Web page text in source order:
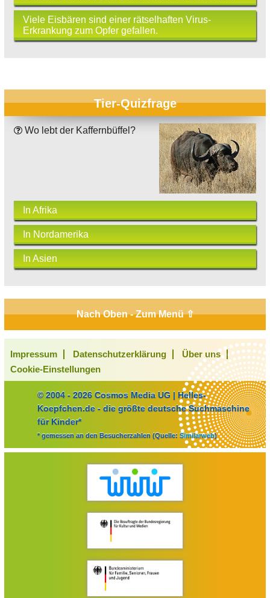
Viele Eisbären sind einer rätselhaften Virus-
Erkrankung zum Opfer gefallen.
Tier-Quizfrage
Wo lebt der Kaffernbüffel?
In Afrika
In Nordamerika
In Asien
Nach Oben - Zum Menü ⇧
Impressum Datenschutzerklärung
Über uns
Cookie-Einstellungen
© 2004 - 2026 Cosmos Media UG | Helles-
Koepfchen.de - die größte deutsche Suchmaschine
für Kinder*
* gemessen an den Besucherzahlen (Quelle: Similarweb)